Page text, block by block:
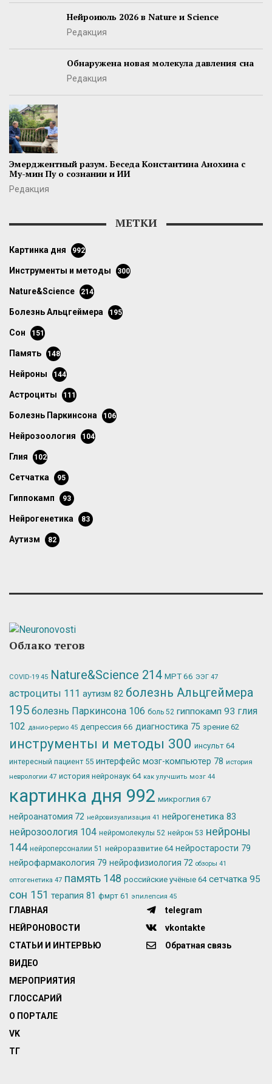
Нейроиюль 2026 в Nature и Science
Редакция
Обнаружена новая молекула давления сна
Редакция
Эмерджентный разум. Беседа Константина Анохина с
Му-мин Пу о сознании и ИИ
Редакция
МЕТКИ
картинка дня 992
инструменты и методы 300
Nature&Science 214
болезнь Альцгеймера 195
сон 151
память 148
нейроны 144
астроциты 111
болезнь Паркинсона 106
нейрозоология 104
глия 102
сетчатка 95
гиппокамп 93
нейрогенетика 83
аутизм 82
Облако тегов
COVID-19 45 Nature&Science 214 МРТ66 ЭЭГ 47
астроциты 111 аутизм 82 болезнь Альцгеймера
195 болезнь Паркинсона 106 боль 52 гиппокамп 93 глия
102 данио-рерио 45 депрессия 66 диагностика 75 зрение 62
инструменты и методы 300 инсульт 64
интересный пациент 55 интерфейс мозг-компьютер 78 история
неврологии 47 история нейронаук 64 как улучшить мозг 44
картинка дня 992 микроглия 67
нейроанатомия 72 нейровизуализация 41 нейрогенетика 83
нейрозоология 104 нейромолекулы 52 нейрон 53 нейроны
144 нейроперсоналии 51 нейроразвитие 64 нейростарости 79
нейрофармакология 79 нейрофизиология 72 обзоры 41
оптогенетика 47 память 148 российские учёные 64 сетчатка 95
сон 151 терапия 81 фмрт 61 эпилепсия 45
ГЛАВНАЯ
НЕЙРОНОВОСТИ
СТАТЬИ И ИНТЕРВЬЮ
ВИДЕО
МЕРОПРИЯТИЯ
ГЛОССАРИЙ
О ПОРТАЛЕ
VK
ТГ
telegram
vkontakte
Обратная связь